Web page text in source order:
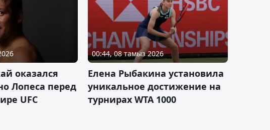
оказался
Лопеса перед
UFC
00:44, 08 тамыз 2026
Елена Рыбакина установила
уникальное достижение на
турнирах WTA 1000